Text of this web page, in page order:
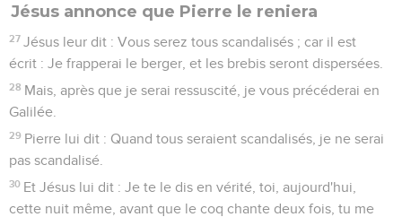
Jésus annonce que Pierre le reniera
27 Jésus leur dit : Vous serez tous scandalisés ; car il est
écrit : Je frapperai le berger, et les brebis seront dispersées.
28 Mais, après que je serai ressuscité, je vous précéderai en
Galilée.
29 Pierre lui dit : Quand tous seraient scandalisés, je ne serai
pas scandalisé.
30 Et Jésus lui dit : Je te le dis en vérité, toi, aujourd'hui,
cette nuit même, avant que le coq chante deux fois, tu me